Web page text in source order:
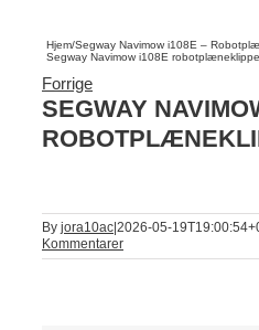
Hjem/Segway Navimow i108E –
Segway Navimow i108E
Forrige
SEGWAY
By jora10ac 2026-05-
Kommentarer